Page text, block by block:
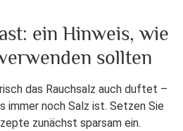
ein Hinweis, wie
sollten
das Rauchsalz auch duftet –
immer noch Salz ist. Setzen Sie
zunächst sparsam ein.